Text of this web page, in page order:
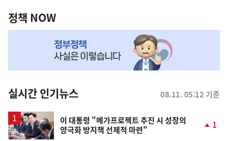
책
NOW,
뉴
스
정책 NOW
실시간 인기뉴스 08.11. 05:12 기준
이 대통령 "메가프로젝트 추진 시 성장의
양극화 방지책 선제적 마련"
1